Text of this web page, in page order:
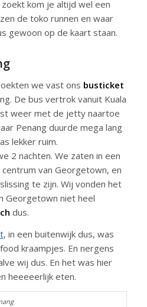
kom je altijd wel een
de toko runnen en waar
gewoon op de kaart staan.
we vast ons busticket
De bus vertrok vanuit Kuala
weer met de jetty naartoe
Penang duurde mega lang
lekker ruim.
2 nachten. We zaten in een
van Georgetown, en
te zijn. Wij vonden het
Georgetown niet heel
dus.
, in een buitenwijk dus, was
kraampjes. En nergens
wij dus. En het was hier
heeeeerlijk eten.